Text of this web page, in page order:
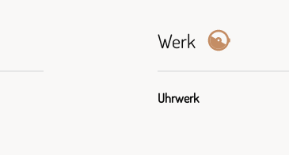
Werk
Uhrwerk